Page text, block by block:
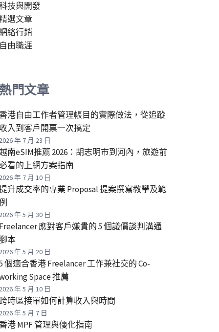
技與開發
選文章
絡行銷
自由職涯
熱門文章
香港自由工作者管理帳目的實際做法，從追蹤
收入到客戶開票一次搞定
2026 年 7 月 23 日
南eSIM推薦 2026：胡志明市到河內，旅遊前
看的上網方案指南
2026 年 7 月 10 日
升成交率的專業 Proposal 提案撰寫教學及範
2026 年 5 月 30 日
Freelancer 應對客戶嫌貴的 5 個議價談判溝通
腳本
2026 年 5 月 20 日
個適合香港 Freelancer 工作兼社交的 Co-
Space 推薦
2026 年 5 月 10 日
跨時區接單如何計算收入與時間
2026 年 5 月 7 日
香港 MPF 管理與優化指南